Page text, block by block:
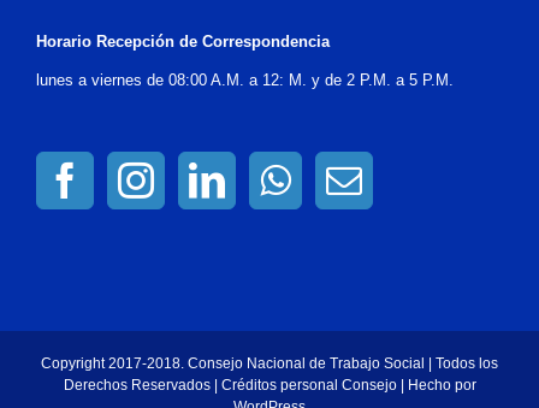
Horario Recepción de Correspondencia
lunes a viernes de 08:00 A.M. a 12: M. y de 2 P.M. a 5 P.M.
Copyright 2017-2018. Consejo Nacional de Trabajo Social | Todos los
Derechos Reservados | Créditos personal Consejo | Hecho por